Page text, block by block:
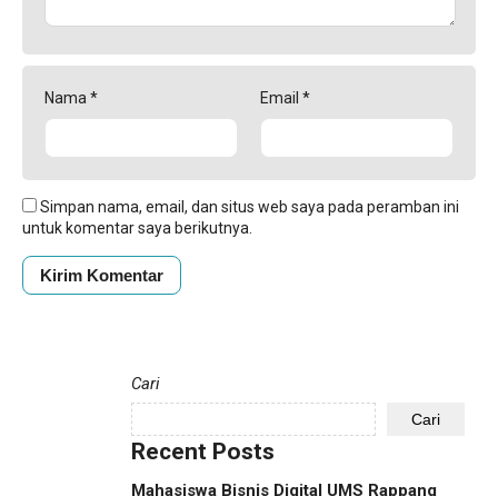
Nama* Email *
Simpan nama, email, dan situs web saya pada peramban ini
untuk komentar saya berikutnya.
Cari
Cari
Recent Posts
Mahasiswa Bisnis Digital UMS Rappang